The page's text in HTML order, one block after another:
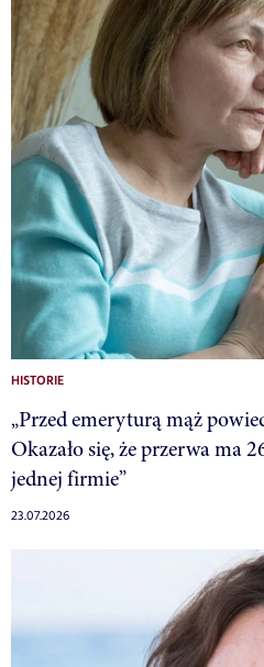
HISTORIE
„Przed emeryturą mąż
Okazało się, że przerwa ma
jednej firmie”
23.07.2026